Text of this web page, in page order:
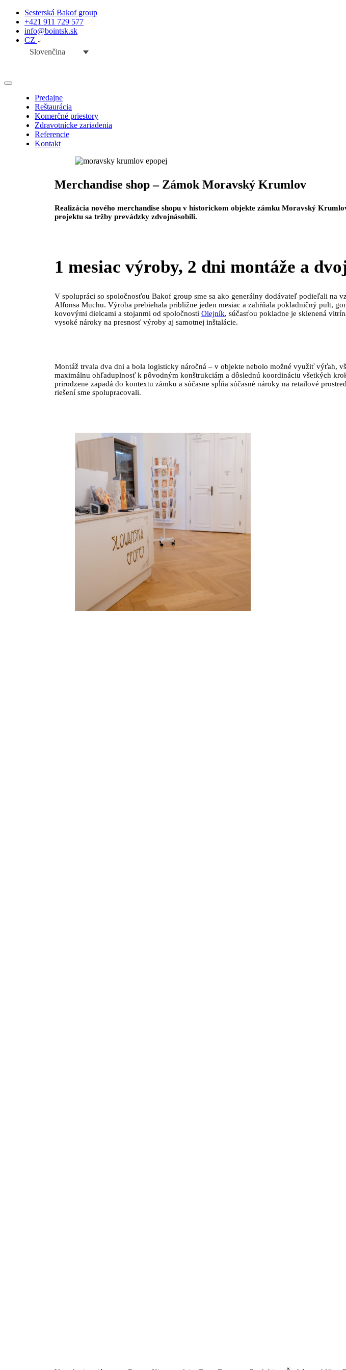
Sesterská Bakof group
+421 911 729 577
info@bointsk.sk
CZ
Slovenčina
Predajne
Reštaurácia
Komerčné priestory
Zdravotnícke zariadenia
Referencie
Kontakt
Merchandise shop – Zámok Moravský Krumlov
Realizácia nového merchandise shopu v historickom objekte zámku Moravský
projektu sa tržby prevádzky zdvojnásobili.
1 mesiac výroby, 2 dni montáže a
V spolupráci so spoločnosťou Bakof group sme sa ako generálny dodávateľ podieľali na
Alfonsa Muchu. Výroba prebiehala približne jeden mesiac a zahŕňala pokladničný pult,
kovovými dielcami a stojanmi od spoločnosti Olejník, súčasťou pokladne je sklenená
vysoké nároky na presnosť výroby aj samotnej inštalácie.
Montáž trvala dva dni a bola logisticky náročná – v objekte nebolo možné využiť výťah,
maximálnu ohľaduplnosť k pôvodným konštrukciám a dôslednú koordináciu všetkých
prirodzene zapadá do kontextu zámku a súčasne spĺňa súčasné nároky na retailové
riešení sme spolupracovali.